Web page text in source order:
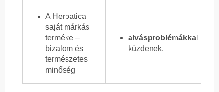
A Herbatica
saját márkás
terméke –
bizalom és
természetes
minőség
alvásproblémákkal
küzdenek.